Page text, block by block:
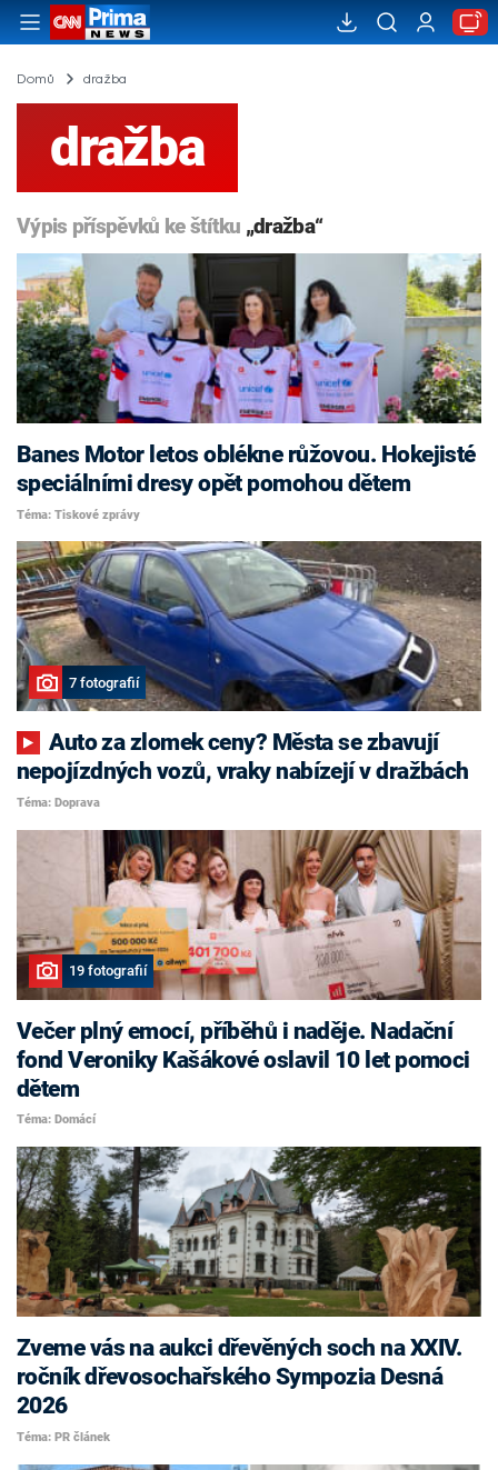
Domů dražba
dražba
Výpis příspěvků ke štítku „dražba“
Banes Motor letos oblékne růžovou. Hokejisté
speciálními dresy opět pomohou dětem
Téma: Tiskové zprávy
7 fotografií
Auto za zlomek ceny? Města se zbavují
nepojízdných vozů, vraky nabízejí v dražbách
Téma: Doprava
19 fotografií
Večer plný emocí, příběhů i naděje. Nadační
fond Veroniky Kašákové oslavil 10 let pomoci
dětem
Téma: Domácí
Zveme vás na aukci dřevěných soch na XXIV.
ročník dřevosochařského Sympozia Desná
2026
Téma: PR článek